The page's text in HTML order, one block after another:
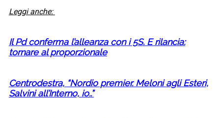
Leggi anche:
Il Pd conferma l’alleanza con i 5S. E rilancia:
tornare al proporzionale
Centrodestra, “Nordio premier. Meloni agli Esteri,
Salvini all’Interno, io..”